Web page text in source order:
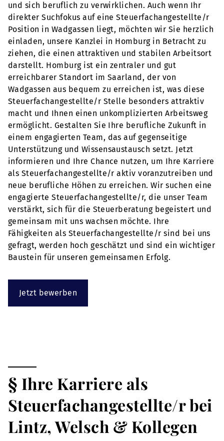
und sich beruflich zu verwirklichen. Auch wenn Ihr
direkter Suchfokus auf eine Steuerfachangestellte/r
Position in Wadgassen liegt, möchten wir Sie herzlich
einladen, unsere Kanzlei in Homburg in Betracht zu
ziehen, die einen attraktiven und stabilen Arbeitsort
darstellt. Homburg ist ein zentraler und gut
erreichbarer Standort im Saarland, der von
Wadgassen aus bequem zu erreichen ist, was diese
Steuerfachangestellte/r Stelle besonders attraktiv
macht und Ihnen einen unkomplizierten Arbeitsweg
ermöglicht. Gestalten Sie Ihre berufliche Zukunft in
einem engagierten Team, das auf gegenseitige
Unterstützung und Wissensaustausch setzt. Jetzt
informieren und Ihre Chance nutzen, um Ihre Karriere
als Steuerfachangestellte/r aktiv voranzutreiben und
neue berufliche Höhen zu erreichen. Wir suchen eine
engagierte Steuerfachangestellte/r, die unser Team
verstärkt, sich für die Steuerberatung begeistert und
gemeinsam mit uns wachsen möchte. Ihre
Fähigkeiten als Steuerfachangestellte/r sind bei uns
gefragt, werden hoch geschätzt und sind ein wichtiger
Baustein für unseren gemeinsamen Erfolg.
Jetzt bewerben
§ Ihre Karriere als
Steuerfachangestellte/r bei
Lintz, Welsch & Kollegen